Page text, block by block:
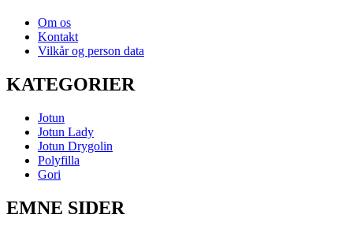
Om os
Kontakt
Vilkår og person data
KATEGORIER
Jotun
Jotun Lady
Jotun Drygolin
Polyfilla
Gori
EMNE SIDER